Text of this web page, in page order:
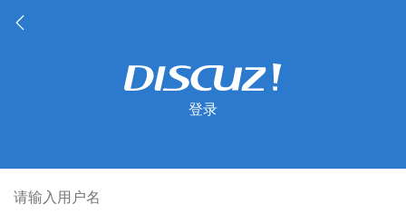
登录